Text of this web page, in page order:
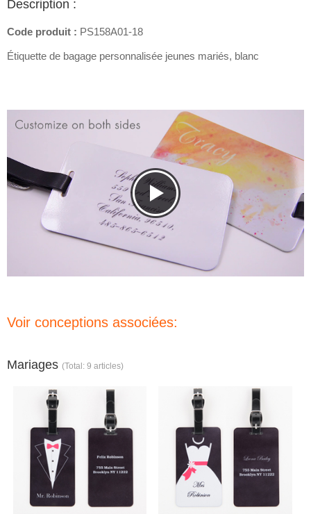
Description :
Code produit : PS158A01-18
Étiquette de bagage personnalisée jeunes mariés, blanc
Voir conceptions associées:
Mariages (Total: 9 articles)